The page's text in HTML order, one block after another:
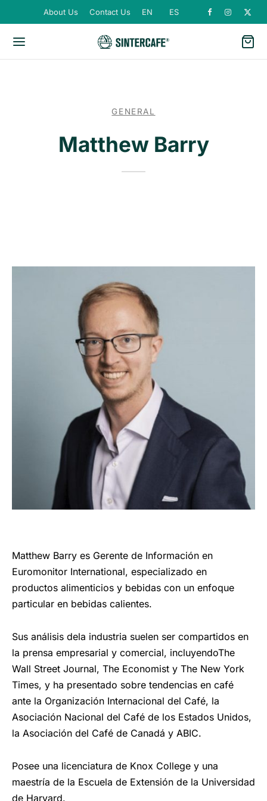
About Us Contact Us EN ES
GENERAL
Matthew Barry
Matthew Barry es Gerente de Información en
Euromonitor International, especializado en
productos alimenticios y bebidas con un enfoque
particular en bebidas calientes.
Sus análisis dela industria suelen ser compartidos en
la prensa empresarial y comercial, incluyendoThe
Wall Street Journal, The Economist y The New York
Times, y ha presentado sobre tendencias en café
ante la Organización Internacional del Café, la
Asociación Nacional del Café de los Estados Unidos,
la Asociación del Café de Canadá y ABIC.
Posee una licenciatura de Knox College y una
maestría de la Escuela de Extensión de la Universidad
de Harvard.